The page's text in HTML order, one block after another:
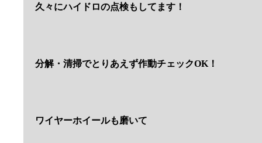
久々にハイドロの点検もしてます！
分解・清掃でとりあえず作動チェックOK！
ワイヤーホイールも磨いて